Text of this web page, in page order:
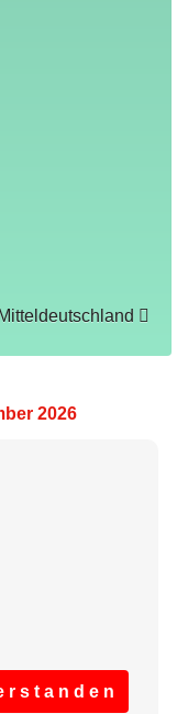
r s t a n d e n
2026